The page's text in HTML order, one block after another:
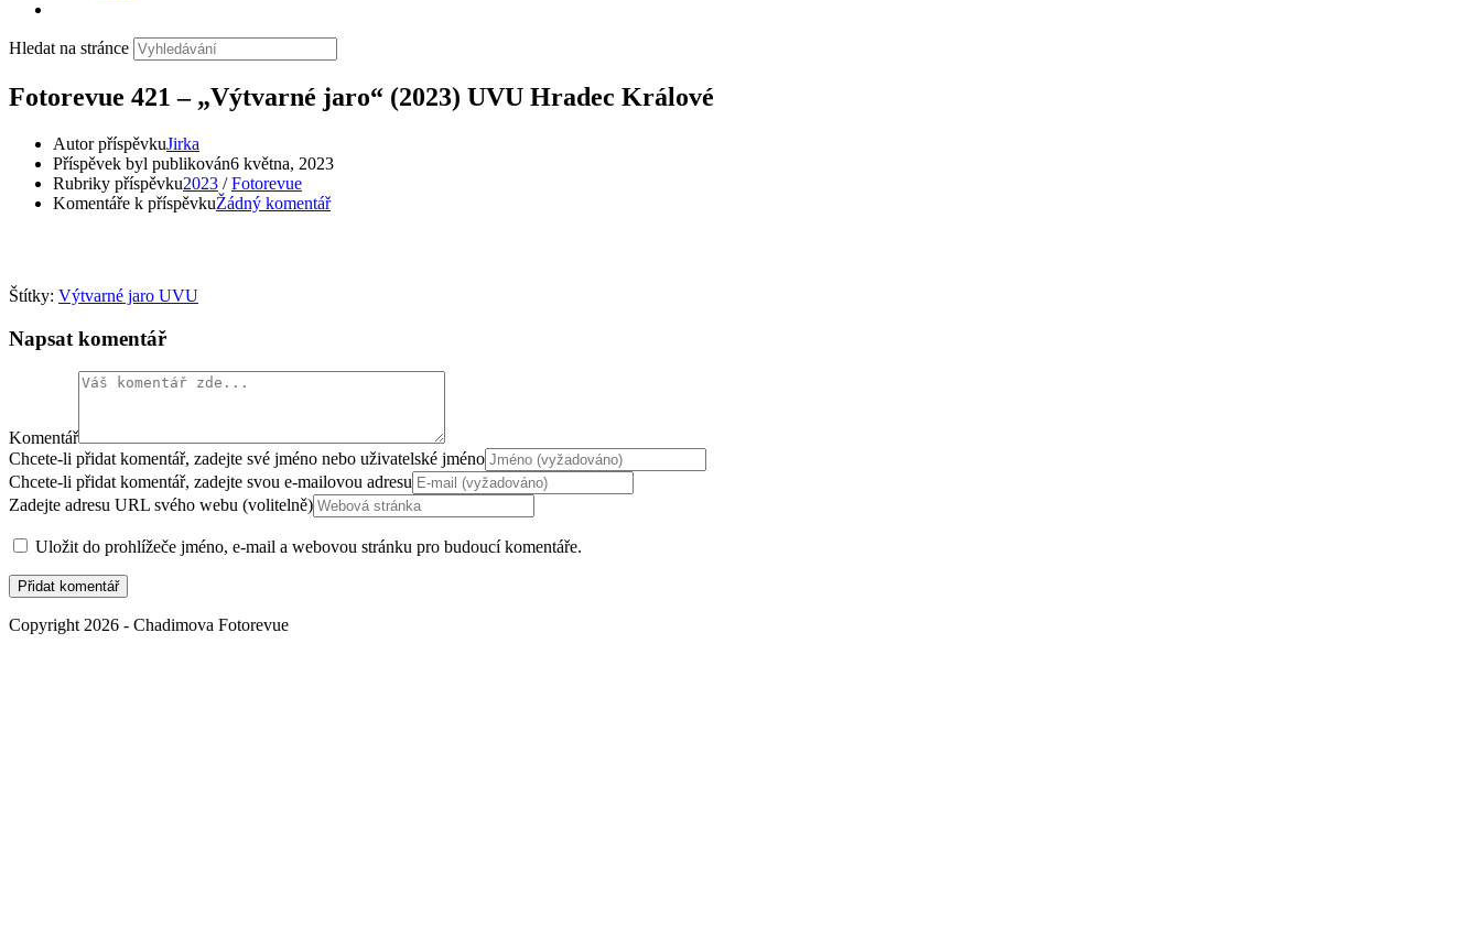
Hledat na stránce
Fotorevue 421 – „Výtvarné jaro“ (2023) UVU Hradec Králové
Autor příspěvkuJirka
Příspěvek byl publikován6 května, 2023
Rubriky příspěvku2023 / Fotorevue
Komentáře k příspěvkuŽádný komentář
Štítky: Výtvarné jaro UVU
Napsat komentář
Komentář
Chcete-li přidat komentář, zadejte své jméno nebo uživatelské jméno
Chcete-li přidat komentář, zadejte svou e-mailovou adresu
Zadejte adresu URL svého webu (volitelně)
Uložit do prohlížeče jméno, e-mail a webovou stránku pro budoucí komentáře.
Copyright 2026 - Chadimova Fotorevue